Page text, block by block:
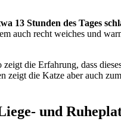
13 Stunden des Tages
auch recht weiches und
die Erfahrung, dass
zeigt die Katze aber auch
und